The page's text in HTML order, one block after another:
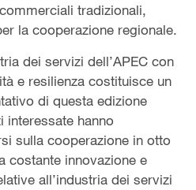
tradizionali,
la cooperazione regionale.
dei servizi dell’APEC con
e resilienza costituisce un
di questa edizione
interessate hanno
sulla cooperazione in otto
costante innovazione e
all’industria dei servizi